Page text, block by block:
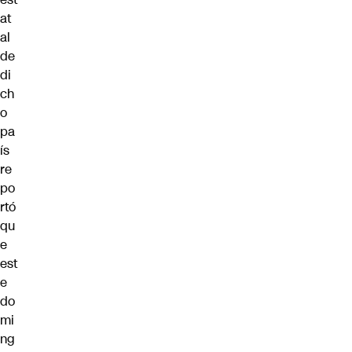
at
al
de
di
ch
o
pa
ís
re
po
rtó
qu
e
est
e
do
mi
ng